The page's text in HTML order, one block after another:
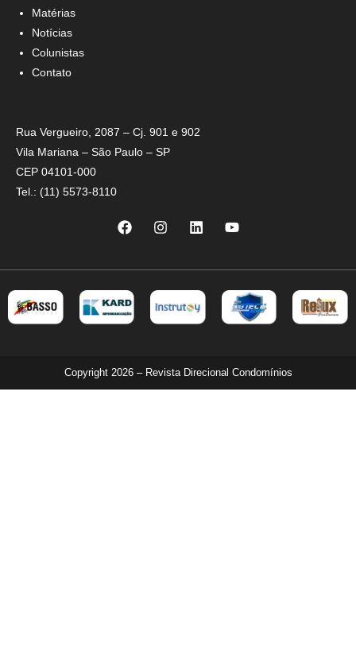
Matérias
Notícias
Colunistas
Contato
Rua Vergueiro, 2087 – Cj. 901 e 902
Vila Mariana – São Paulo – SP
CEP 04101-000
Tel.: (11) 5573-8110
Copyright 2026 – Revista Direcional Condomínios